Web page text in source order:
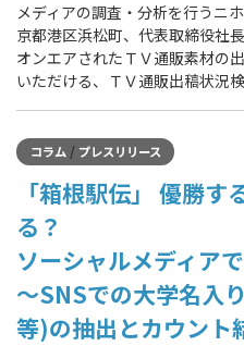
メディアの調査・分析を行うニ
京都港区浜松町、代表取締役社
オンエアされたＴＶ通販素材の
いただける、ＴＶ通販出稿状況
コラム/ プレスリリース
「箱根駅伝」 優勝
る？
ソーシャルメディア
～SNSでの大学名入
等)の抽出とカウント